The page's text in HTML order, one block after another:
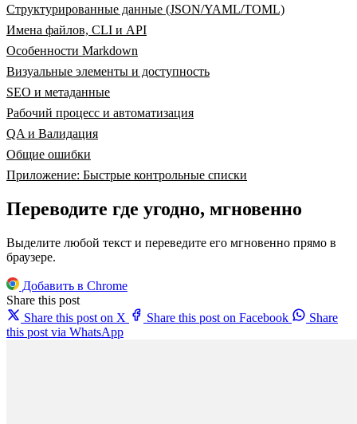
Структурированные данные (JSON/YAML/TOML)
Имена файлов, CLI и API
Особенности Markdown
Визуальные элементы и доступность
SEO и метаданные
Рабочий процесс и автоматизация
QA и Валидация
Общие ошибки
Приложение: Быстрые контрольные списки
Переводите где угодно, мгновенно
Выделите любой текст и переведите его мгновенно прямо в
браузере.
Добавить в Chrome
Share this post
Share this post on X
Share this post on Facebook
Share
this post via WhatsApp